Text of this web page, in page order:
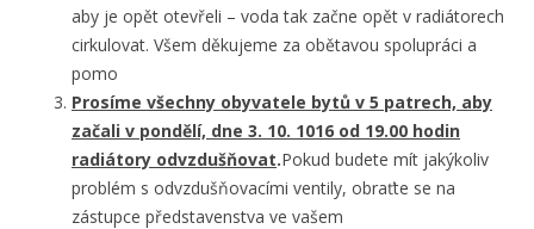
aby je opět otevřeli – voda tak začne opět v radiátorech
cirkulovat. Všem děkujeme za obětavou spolupráci a
pomo
Prosíme všechny obyvatele bytů v 5 patrech, aby
začali v pondělí, dne 3. 10. 1016 od 19.00 hodin
radiátory odvzdušňovat.Pokud budete mít jakýkoliv
problém s odvzdušňovacími ventily, obraťte se na
zástupce představenstva ve vašem